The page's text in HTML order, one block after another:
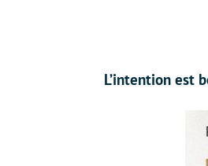
L’intention est